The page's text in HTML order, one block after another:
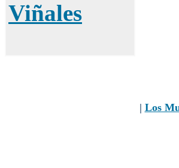
Viñales
| Los